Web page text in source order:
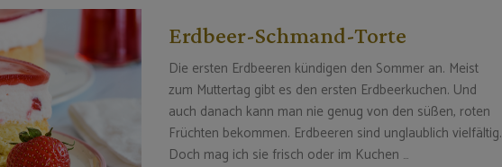
Erdbeer-Schmand-Torte
Die ersten Erdbeeren kündigen den Sommer an. Meist
zum Muttertag gibt es den ersten Erdbeerkuchen. Und
auch danach kann man nie genug von den süßen, roten
Früchten bekommen. Erdbeeren sind unglaublich vielfältig.
Doch mag ich sie frisch oder im Kuchen …